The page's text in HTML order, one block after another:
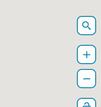
search
add
remove